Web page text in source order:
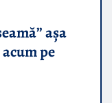
așa
pe